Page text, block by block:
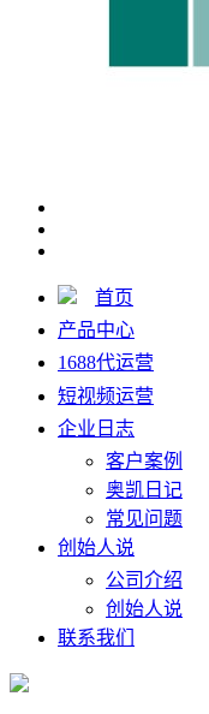
首页
产品中心
1688代运营
短视频运营
企业日志
客户案例
奥凯日记
常见问题
创始人说
公司介绍
创始人说
联系我们